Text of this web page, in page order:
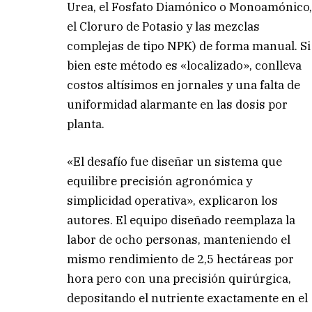
Urea, el Fosfato Diamónico o Monoamónico,
el Cloruro de Potasio y las mezclas
complejas de tipo NPK) de forma manual. Si
bien este método es «localizado», conlleva
costos altísimos en jornales y una falta de
uniformidad alarmante en las dosis por
planta.
«El desafío fue diseñar un sistema que
equilibre precisión agronómica y
simplicidad operativa», explicaron los
autores. El equipo diseñado reemplaza la
labor de ocho personas, manteniendo el
mismo rendimiento de 2,5 hectáreas por
hora pero con una precisión quirúrgica,
depositando el nutriente exactamente en el